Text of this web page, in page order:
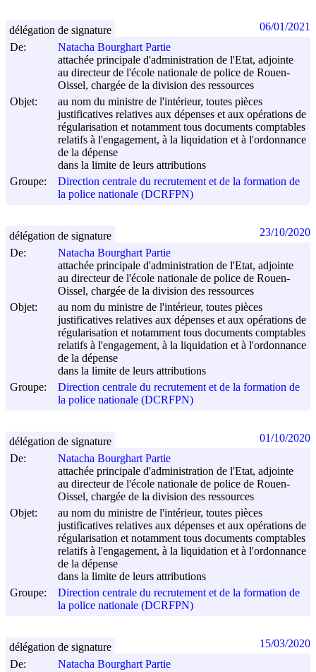
De:
Natacha Bourghart Partie
attachée principale d'administration de l'Etat, adjointe
au directeur de l'école nationale de police de Rouen-
Oissel, chargée de la division des ressources
Objet:
au nom du ministre de l'intérieur, toutes pièces
justificatives relatives aux dépenses et aux opérations de
régularisation et notamment tous documents comptables
relatifs à l'engagement, à la liquidation et à l'ordonnance
de la dépense
dans la limite de leurs attributions
Groupe:
Direction centrale du recrutement et de la formation de
la police nationale (DCRFPN)
délégation de signature 06/01/2021
De:
Natacha Bourghart Partie
attachée principale d'administration de l'Etat, adjointe
au directeur de l'école nationale de police de Rouen-
Oissel, chargée de la division des ressources
Objet:
au nom du ministre de l'intérieur, toutes pièces
justificatives relatives aux dépenses et aux opérations de
régularisation et notamment tous documents comptables
relatifs à l'engagement, à la liquidation et à l'ordonnance
de la dépense
dans la limite de leurs attributions
Groupe:
Direction centrale du recrutement et de la formation de
la police nationale (DCRFPN)
délégation de signature 23/10/2020
De:
Natacha Bourghart Partie
attachée principale d'administration de l'Etat, adjointe
au directeur de l'école nationale de police de Rouen-
Oissel, chargée de la division des ressources
Objet:
au nom du ministre de l'intérieur, toutes pièces
justificatives relatives aux dépenses et aux opérations de
régularisation et notamment tous documents comptables
relatifs à l'engagement, à la liquidation et à l'ordonnance
de la dépense
dans la limite de leurs attributions
Groupe:
Direction centrale du recrutement et de la formation de
la police nationale (DCRFPN)
délégation de signature 01/10/2020
De:
Natacha Bourghart Partie
délégation de signature 15/03/2020